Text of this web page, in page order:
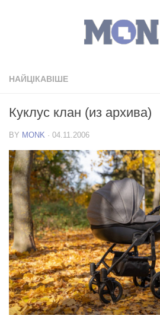
НАЙЦІКАВІШЕ
Куклус клан (из архива)
BY MONK · 04.11.2006